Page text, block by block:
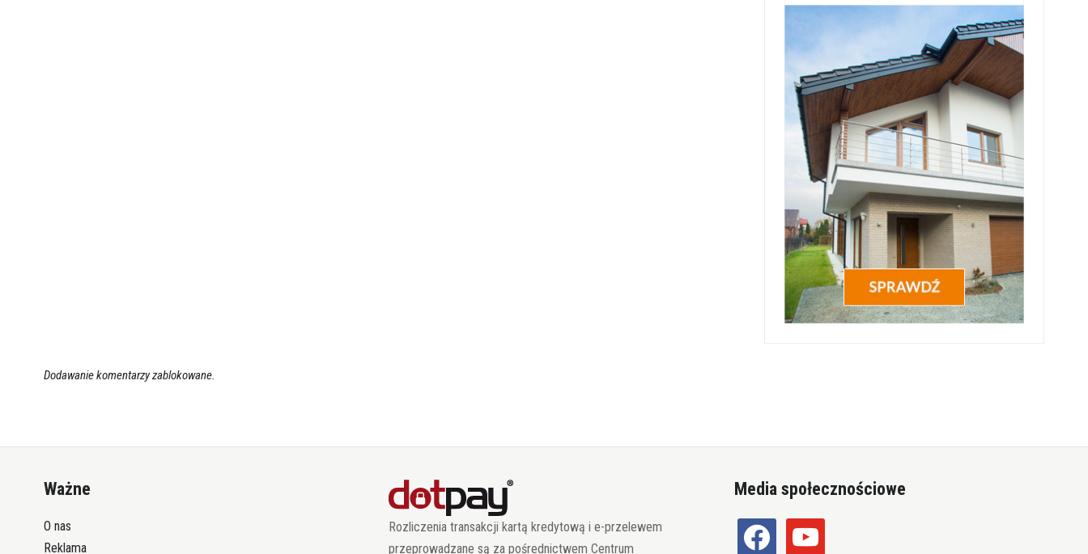
Dodawanie komentarzy zablokowane.
Ważne
O nas
Reklama
Rozliczenia transakcji kartą kredytową i e-przelewem
przeprowadzane są za pośrednictwem Centrum
Media społecznościowe
facebook youtube